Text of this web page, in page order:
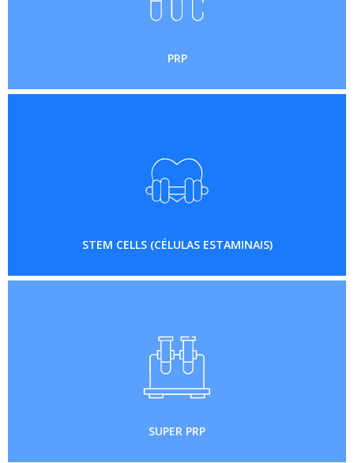
PRP
STEM CELLS (CÉLULAS ESTAMINAIS)
SUPER PRP